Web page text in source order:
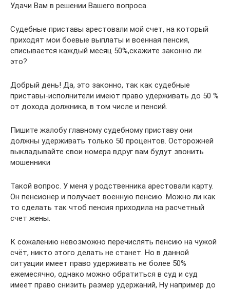
Удачи Вам в решении Вашего вопроса.
Судебные приставы арестовали мой счет, на который
приходят мои боевые выплаты и военная пенсия,
списывается каждый месяц 50%,скажите законно ли
это?
Добрый день! Да, это законно, так как судебные
приставы-исполнители имеют право удерживать до 50 %
от дохода должника, в том числе и пенсий.
Пишите жалобу главному судебному приставу они
должны удерживать только 50 процентов. Осторожней
выкладывайте свои номера вдруг вам будут звонить
мошенники
Такой вопрос. У меня у родственника арестовали карту.
Он пенсионер и получает военную пенсию. Можно ли как
то сделать так чтоб пенсия приходила на расчетный
счет жены.
К сожалению невозможно перечислять пенсию на чужой
счёт, никто этого делать не станет. Но в данной
ситуации имеет право удерживать не более 50%
ежемесячно, однако можно обратиться в суд и суд
имеет право снизить размер удержаний, Ну например до